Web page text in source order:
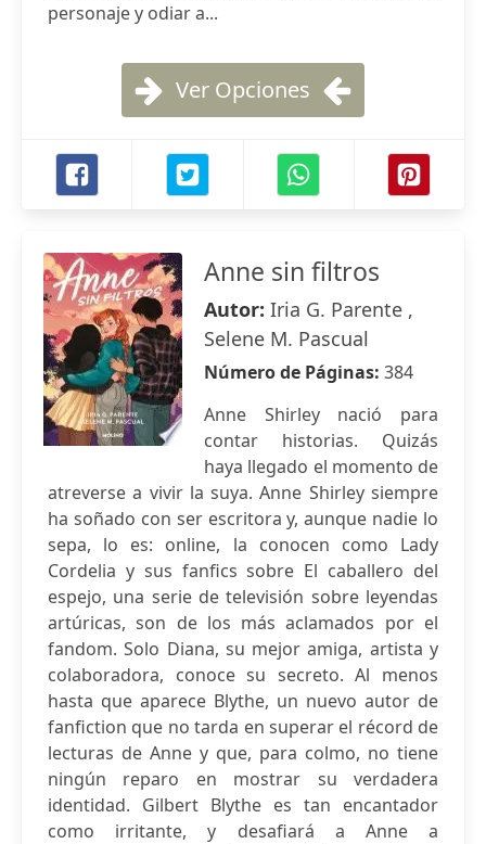
personaje y odiar a...
Ver Opciones
Anne sin filtros
Autor: Iria G. Parente ,
Selene M. Pascual
Número de Páginas: 384
Anne Shirley nació para
contar historias. Quizás
haya llegado el momento de
atreverse a vivir la suya. Anne Shirley siempre
ha soñado con ser escritora y, aunque nadie lo
sepa, lo es: online, la conocen como Lady
Cordelia y sus fanfics sobre El caballero del
espejo, una serie de televisión sobre leyendas
artúricas, son de los más aclamados por el
fandom. Solo Diana, su mejor amiga, artista y
colaboradora, conoce su secreto. Al menos
hasta que aparece Blythe, un nuevo autor de
fanfiction que no tarda en superar el récord de
lecturas de Anne y que, para colmo, no tiene
ningún reparo en mostrar su verdadera
identidad. Gilbert Blythe es tan encantador
como irritante, y desafiará a Anne a